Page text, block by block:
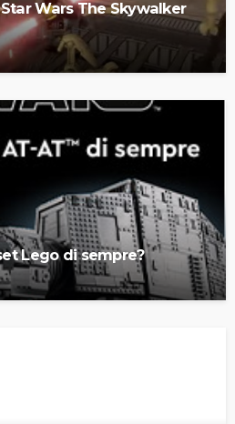
Wars The Skywalker
Lego di sempre?